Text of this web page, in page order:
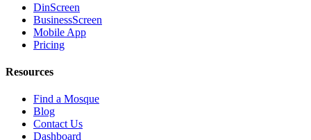
DinScreen
BusinessScreen
Mobile App
Pricing
Resources
Find a Mosque
Blog
Contact Us
Dashboard